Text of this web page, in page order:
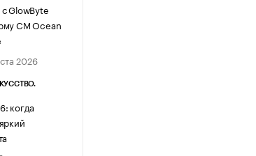
GlowByte
CM Ocean
2026
когда